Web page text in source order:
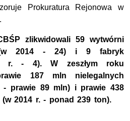
Prokuratura Rejonowa w
zlikwidowali 59 wytwórni
(w 2014 - 24) i 9 fabryk
r. - 4). W zeszłym roku
187 mln nielegalnych
- prawie 89 mln) i prawie 438
2014 r. - ponad 239 ton).